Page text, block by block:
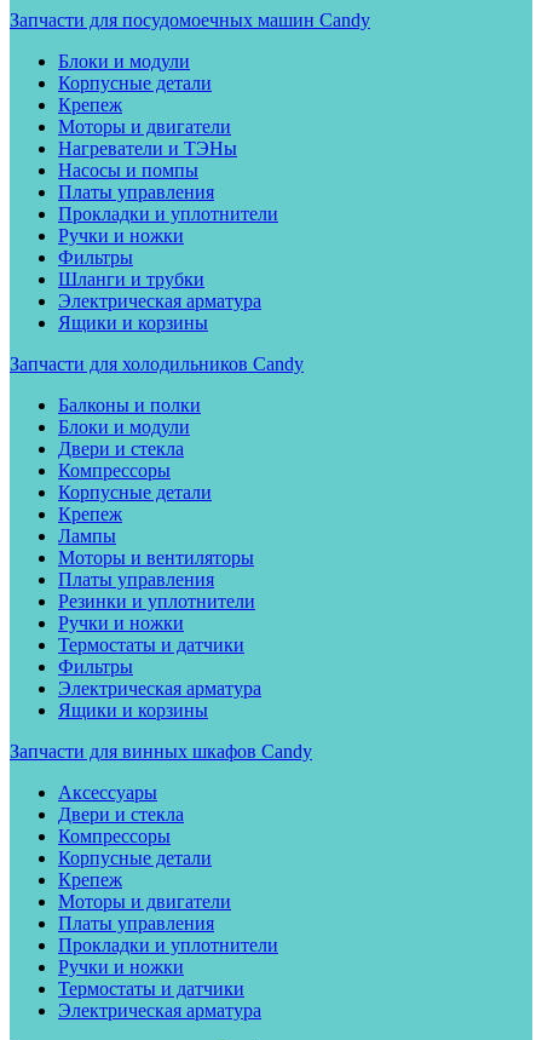
Запчасти для посудомоечных машин Candy
Блоки и модули
Корпусные детали
Крепеж
Моторы и двигатели
Нагреватели и ТЭНы
Насосы и помпы
Платы управления
Прокладки и уплотнители
Ручки и ножки
Фильтры
Шланги и трубки
Электрическая арматура
Ящики и корзины
Запчасти для холодильников Candy
Балконы и полки
Блоки и модули
Двери и стекла
Компрессоры
Корпусные детали
Крепеж
Лампы
Моторы и вентиляторы
Платы управления
Резинки и уплотнители
Ручки и ножки
Термостаты и датчики
Фильтры
Электрическая арматура
Ящики и корзины
Запчасти для винных шкафов Candy
Аксессуары
Двери и стекла
Компрессоры
Корпусные детали
Крепеж
Моторы и двигатели
Платы управления
Прокладки и уплотнители
Ручки и ножки
Термостаты и датчики
Электрическая арматура